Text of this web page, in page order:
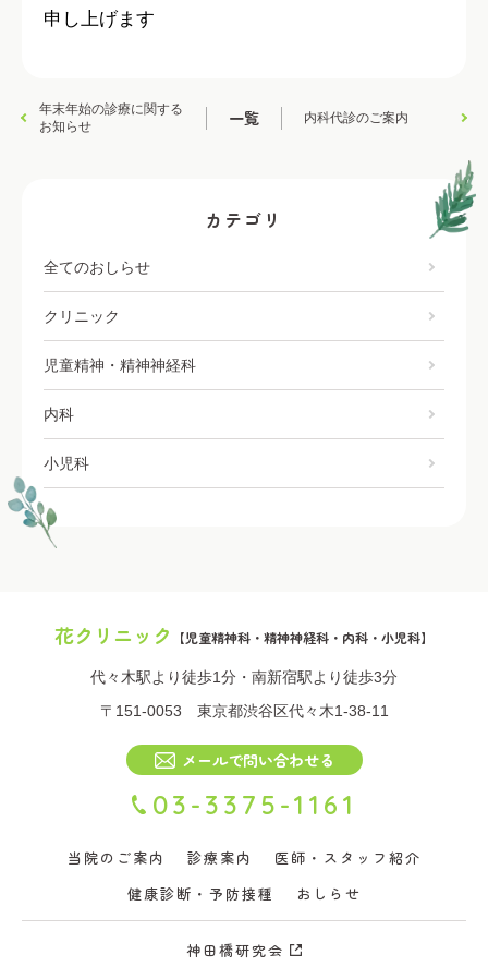
申し上げます
カテゴリ
全てのおしらせ
クリニック
児童精神・精神神経科
内科
小児科
年末年始の診療に関する
お知らせ
一覧 内科代診のご案内
花クリニック 【児童精神科・精神神経科・内科・小児科】
代々木駅より徒歩1分・南新宿駅より徒歩3分
〒151-0053 東京都渋谷区代々木1-38-11
メールで問い合わせる
03-3375-1161
当院のご案内 診療案内
医師・スタッフ紹介
健康診断・予防接種
おしらせ
神田橋研究会